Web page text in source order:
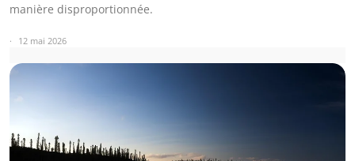
manière disproportionnée.
12 mai 2026